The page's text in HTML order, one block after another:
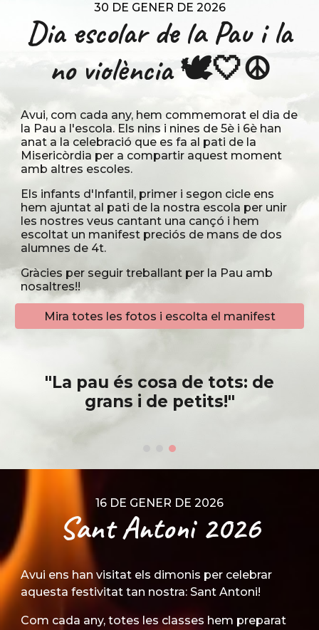
30 DE GENER DE 2026
Dia escolar de la Pau i la
no violència 🕊🤍☮️
Avui, com cada any, hem commemorat el dia de
la Pau a l'escola. Els nins i nines de 5è i 6è han
anat a la celebració que es fa al pati de la
Misericòrdia per a compartir aquest moment
amb altres escoles.
Els infants d'Infantil, primer i segon cicle ens
hem ajuntat al pati de la nostra escola per unir
les nostres veus cantant una cançó i hem
escoltat un manifest preciós de mans de dos
alumnes de 4t.
Gràcies per seguir treballant per la Pau amb
nosaltres!!
Mira totes les fotos i escolta el manifest
"La pau és cosa de tots: de
grans i de petits!"
16 DE GENER DE 2026
Sant Antoni 2026
Avui ens han visitat els dimonis per celebrar
aquesta festivitat tan nostra: Sant Antoni!
Com cada any, totes les classes hem preparat